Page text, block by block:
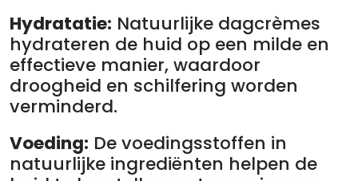
Hydratatie: Natuurlijke dagcrèmes
hydrateren de huid op een milde en
effectieve manier, waardoor
droogheid en schilfering worden
verminderd.
Voeding: De voedingsstoffen in
natuurlijke ingrediënten helpen de